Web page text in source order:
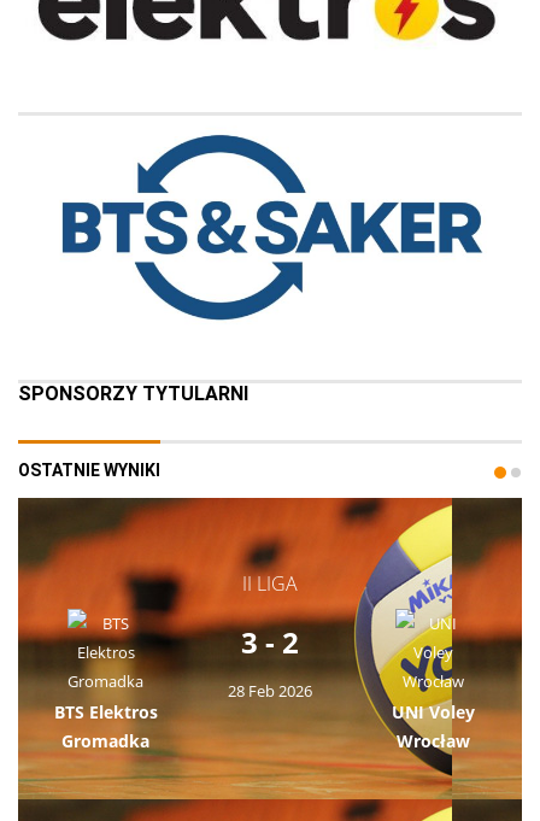
SPONSORZY TYTULARNI
OSTATNIE WYNIKI
II LIGA
BTS Elektros
Gromadka
3 - 2
28 Feb 2026
UNI Voley
Wrocław